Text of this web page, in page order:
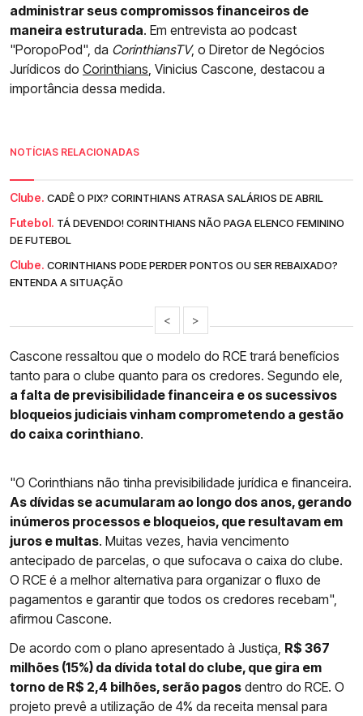
administrar seus compromissos financeiros de
maneira estruturada. Em entrevista ao podcast
"PoropoPod", da CorinthiansTV, o Diretor de Negócios
Jurídicos do Corinthians , Vinicius Cascone, destacou a
importância dessa medida.
NOTÍCIAS RELACIONADAS
Clube. CADÊ O PIX? CORINTHIANS ATRASA SALÁRIOS DE ABRIL
Futebol. TÁ DEVENDO! CORINTHIANS NÃO PAGA ELENCO FEMININO
DE FUTEBOL
Clube. CORINTHIANS PODE PERDER PONTOS OU SER REBAIXADO?
ENTENDA A SITUAÇÃO
< >
Cascone ressaltou que o modelo do RCE trará benefícios
tanto para o clube quanto para os credores. Segundo ele,
a falta de previsibilidade financeira e os sucessivos
bloqueios judiciais vinham comprometendo a gestão
do caixa corinthiano.
"O Corinthians não tinha previsibilidade jurídica e financeira.
As dívidas se acumularam ao longo dos anos, gerando
inúmeros processos e bloqueios, que resultavam em
juros e multas. Muitas vezes, havia vencimento
antecipado de parcelas, o que sufocava o caixa do clube.
O RCE é a melhor alternativa para organizar o fluxo de
pagamentos e garantir que todos os credores recebam",
afirmou Cascone.
De acordo com o plano apresentado à Justiça, R$ 367
milhões (15%) da dívida total do clube, que gira em
torno de R$ 2,4 bilhões, serão pagos dentro do RCE. O
projeto prevê a utilização de 4% da receita mensal para